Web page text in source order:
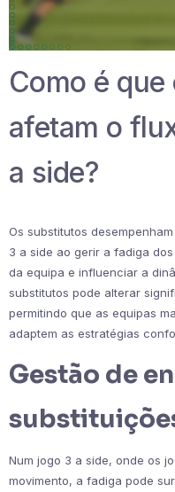
Como é
afetam o
a side?
Os substitutos
3 a side ao gerir a fadiga
da equipa e influenciar a
substitutos pode alterar
permitindo que as equipas
adaptem as estratégias
Gestão de
Num jogo 3 a side, onde os
movimento, a fadiga pode